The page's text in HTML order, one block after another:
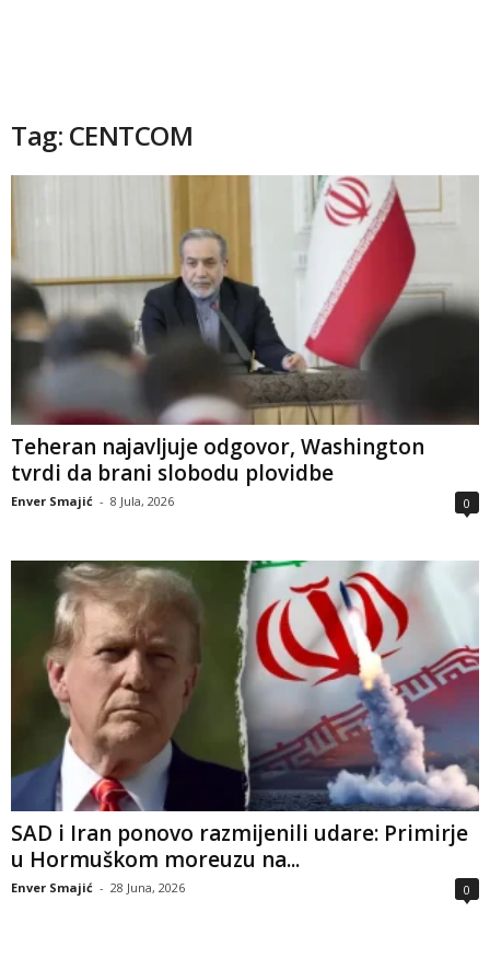
Tag: CENTCOM
Teheran najavljuje odgovor, Washington
tvrdi da brani slobodu plovidbe
Enver Smajić - 8 Jula, 2026 0
SAD i Iran ponovo razmijenili udare: Primirje
u Hormuškom moreuzu na...
Enver Smajić - 28 Juna, 2026 0